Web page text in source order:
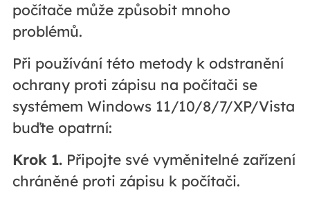
počítače může způsobit mnoho
problémů.
Při používání této metody k odstranění
ochrany proti zápisu na počítači se
systémem Windows 11/10/8/7/XP/Vista
buďte opatrní:
Krok 1.Připojte své vyměnitelné zařízení
chráněné proti zápisu k počítači.